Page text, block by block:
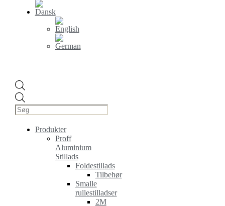
search
Produkter
Proff
Aluminium
Stillads
Foldestillads
Tilbehør
Smalle
rullestilladser
2M